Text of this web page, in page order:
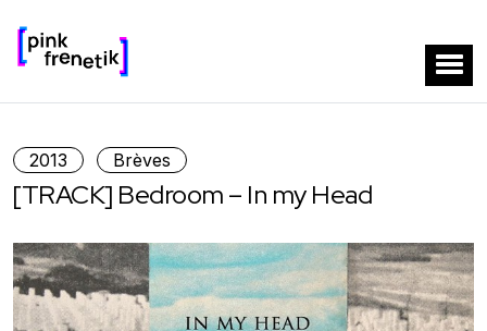
2013 Brèves
[TRACK] Bedroom – In my Head